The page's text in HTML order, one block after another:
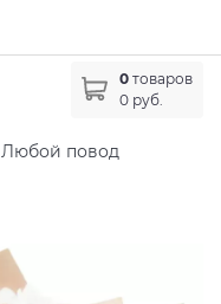
0 товаров
0 руб.
Любой повод